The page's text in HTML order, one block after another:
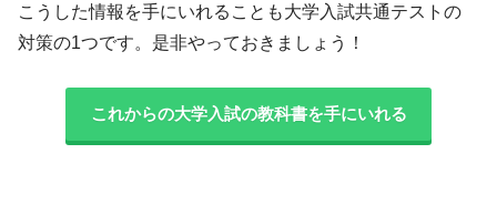
こうした情報を手にいれることも大学入試共通テストの
対策の1つです。是非やっておきましょう！
これからの大学入試の教科書を手にいれる